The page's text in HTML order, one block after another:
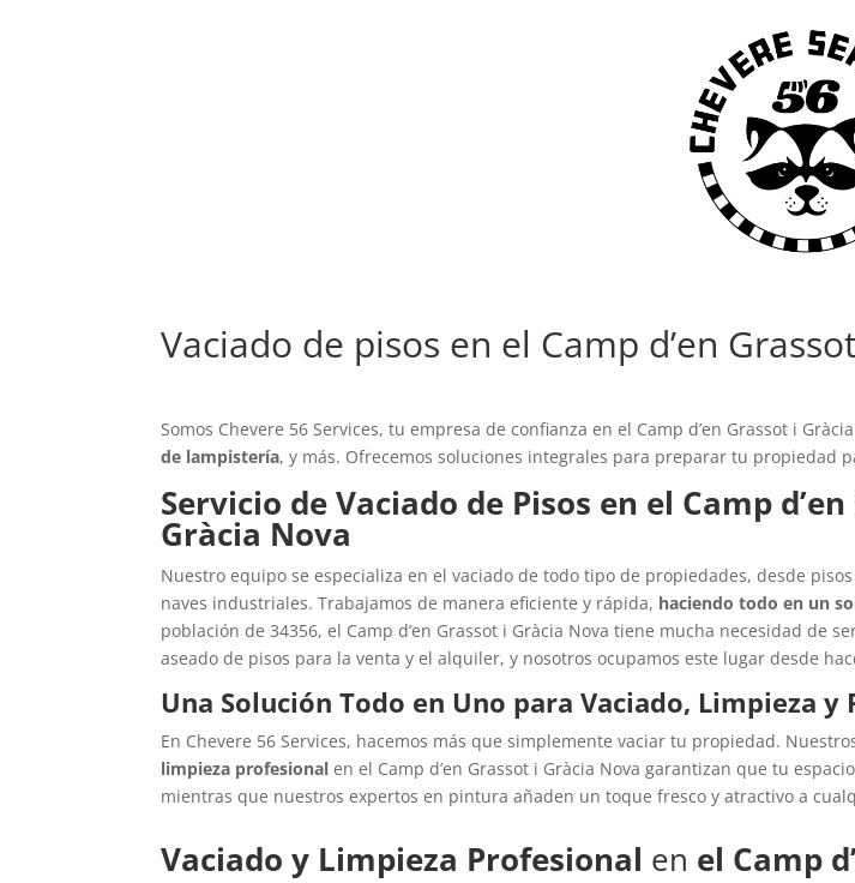
Vaciado de pisos en el Camp d’en
Somos Chevere 56 Services, tu empresa de confianza en el Camp d’en Grassot i
de lampistería, y más. Ofrecemos soluciones integrales para preparar tu
Servicio de Vaciado de Pisos en el Camp
Gràcia Nova
Nuestro equipo se especializa en el vaciado de todo tipo de propiedades, desde
naves industriales. Trabajamos de manera eficiente y rápida, haciendo todo en un
población de 34356, el Camp d’en Grassot i Gràcia Nova tiene mucha necesidad de
aseado de pisos para la venta y el alquiler, y nosotros ocupamos este lugar desde
Una Solución Todo en Uno para Vaciado, Limpieza y
En Chevere 56 Services, hacemos más que simplemente vaciar tu propiedad.
limpieza profesional en el Camp d’en Grassot i Gràcia Nova garantizan que tu
mientras que nuestros expertos en pintura añaden un toque fresco y atractivo a
Vaciado y Limpieza Profesional en el Camp